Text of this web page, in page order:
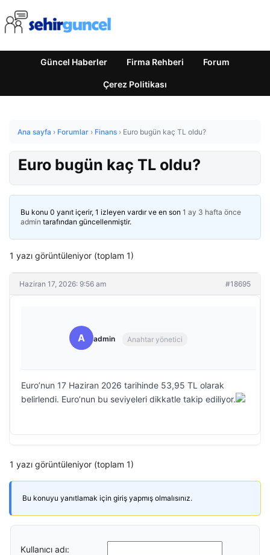
Güncel Haberler Firma Rehberi Forum
Çerez Politikası
Ana sayfa › Forumlar › Finans › Euro bugün kaç TL oldu?
Euro bugün kaç TL oldu?
Bu konu 0 yanıt içerir, 1 izleyen vardır ve en son 1 ay 3 hafta önce
admin tarafından güncellenmiştir.
1 yazı görüntüleniyor (toplam 1)
Haziran 17, 2026: 9:56 am #18695
A admin Anahtar yönetici
Euro’nun 17 Haziran 2026 tarihinde 53,95 TL olarak
belirlendi. Euro’nun bu seviyeleri dikkatle takip ediliyor.
1 yazı görüntüleniyor (toplam 1)
Bu konuyu yanıtlamak için giriş yapmış olmalısınız.
Kullanıcı adı: